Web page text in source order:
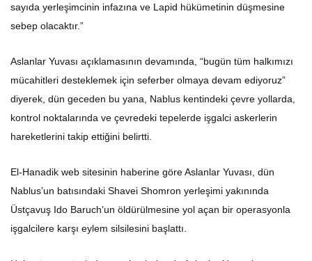
sayıda yerleşimcinin infazına ve Lapid hükümetinin düşmesine
sebep olacaktır.”
Aslanlar Yuvası açıklamasının devamında, “bugün tüm halkımızı
mücahitleri desteklemek için seferber olmaya devam ediyoruz”
diyerek, dün geceden bu yana, Nablus kentindeki çevre yollarda,
kontrol noktalarında ve çevredeki tepelerde işgalci askerlerin
hareketlerini takip ettiğini belirtti.
El-Hanadik web sitesinin haberine göre Aslanlar Yuvası, dün
Nablus’un batısındaki Shavei Shomron yerleşimi yakınında
Üstçavuş Ido Baruch’un öldürülmesine yol açan bir operasyonla
işgalcilere karşı eylem silsilesini başlattı.